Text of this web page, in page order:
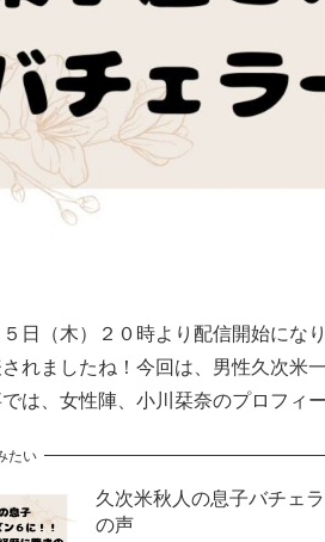
日（木）２０時より配信開始に
れましたね！今回は、男性久次
は、女性陣、小川栞奈のプロフィ
たい
久次米秋人の息子バチェ
の声